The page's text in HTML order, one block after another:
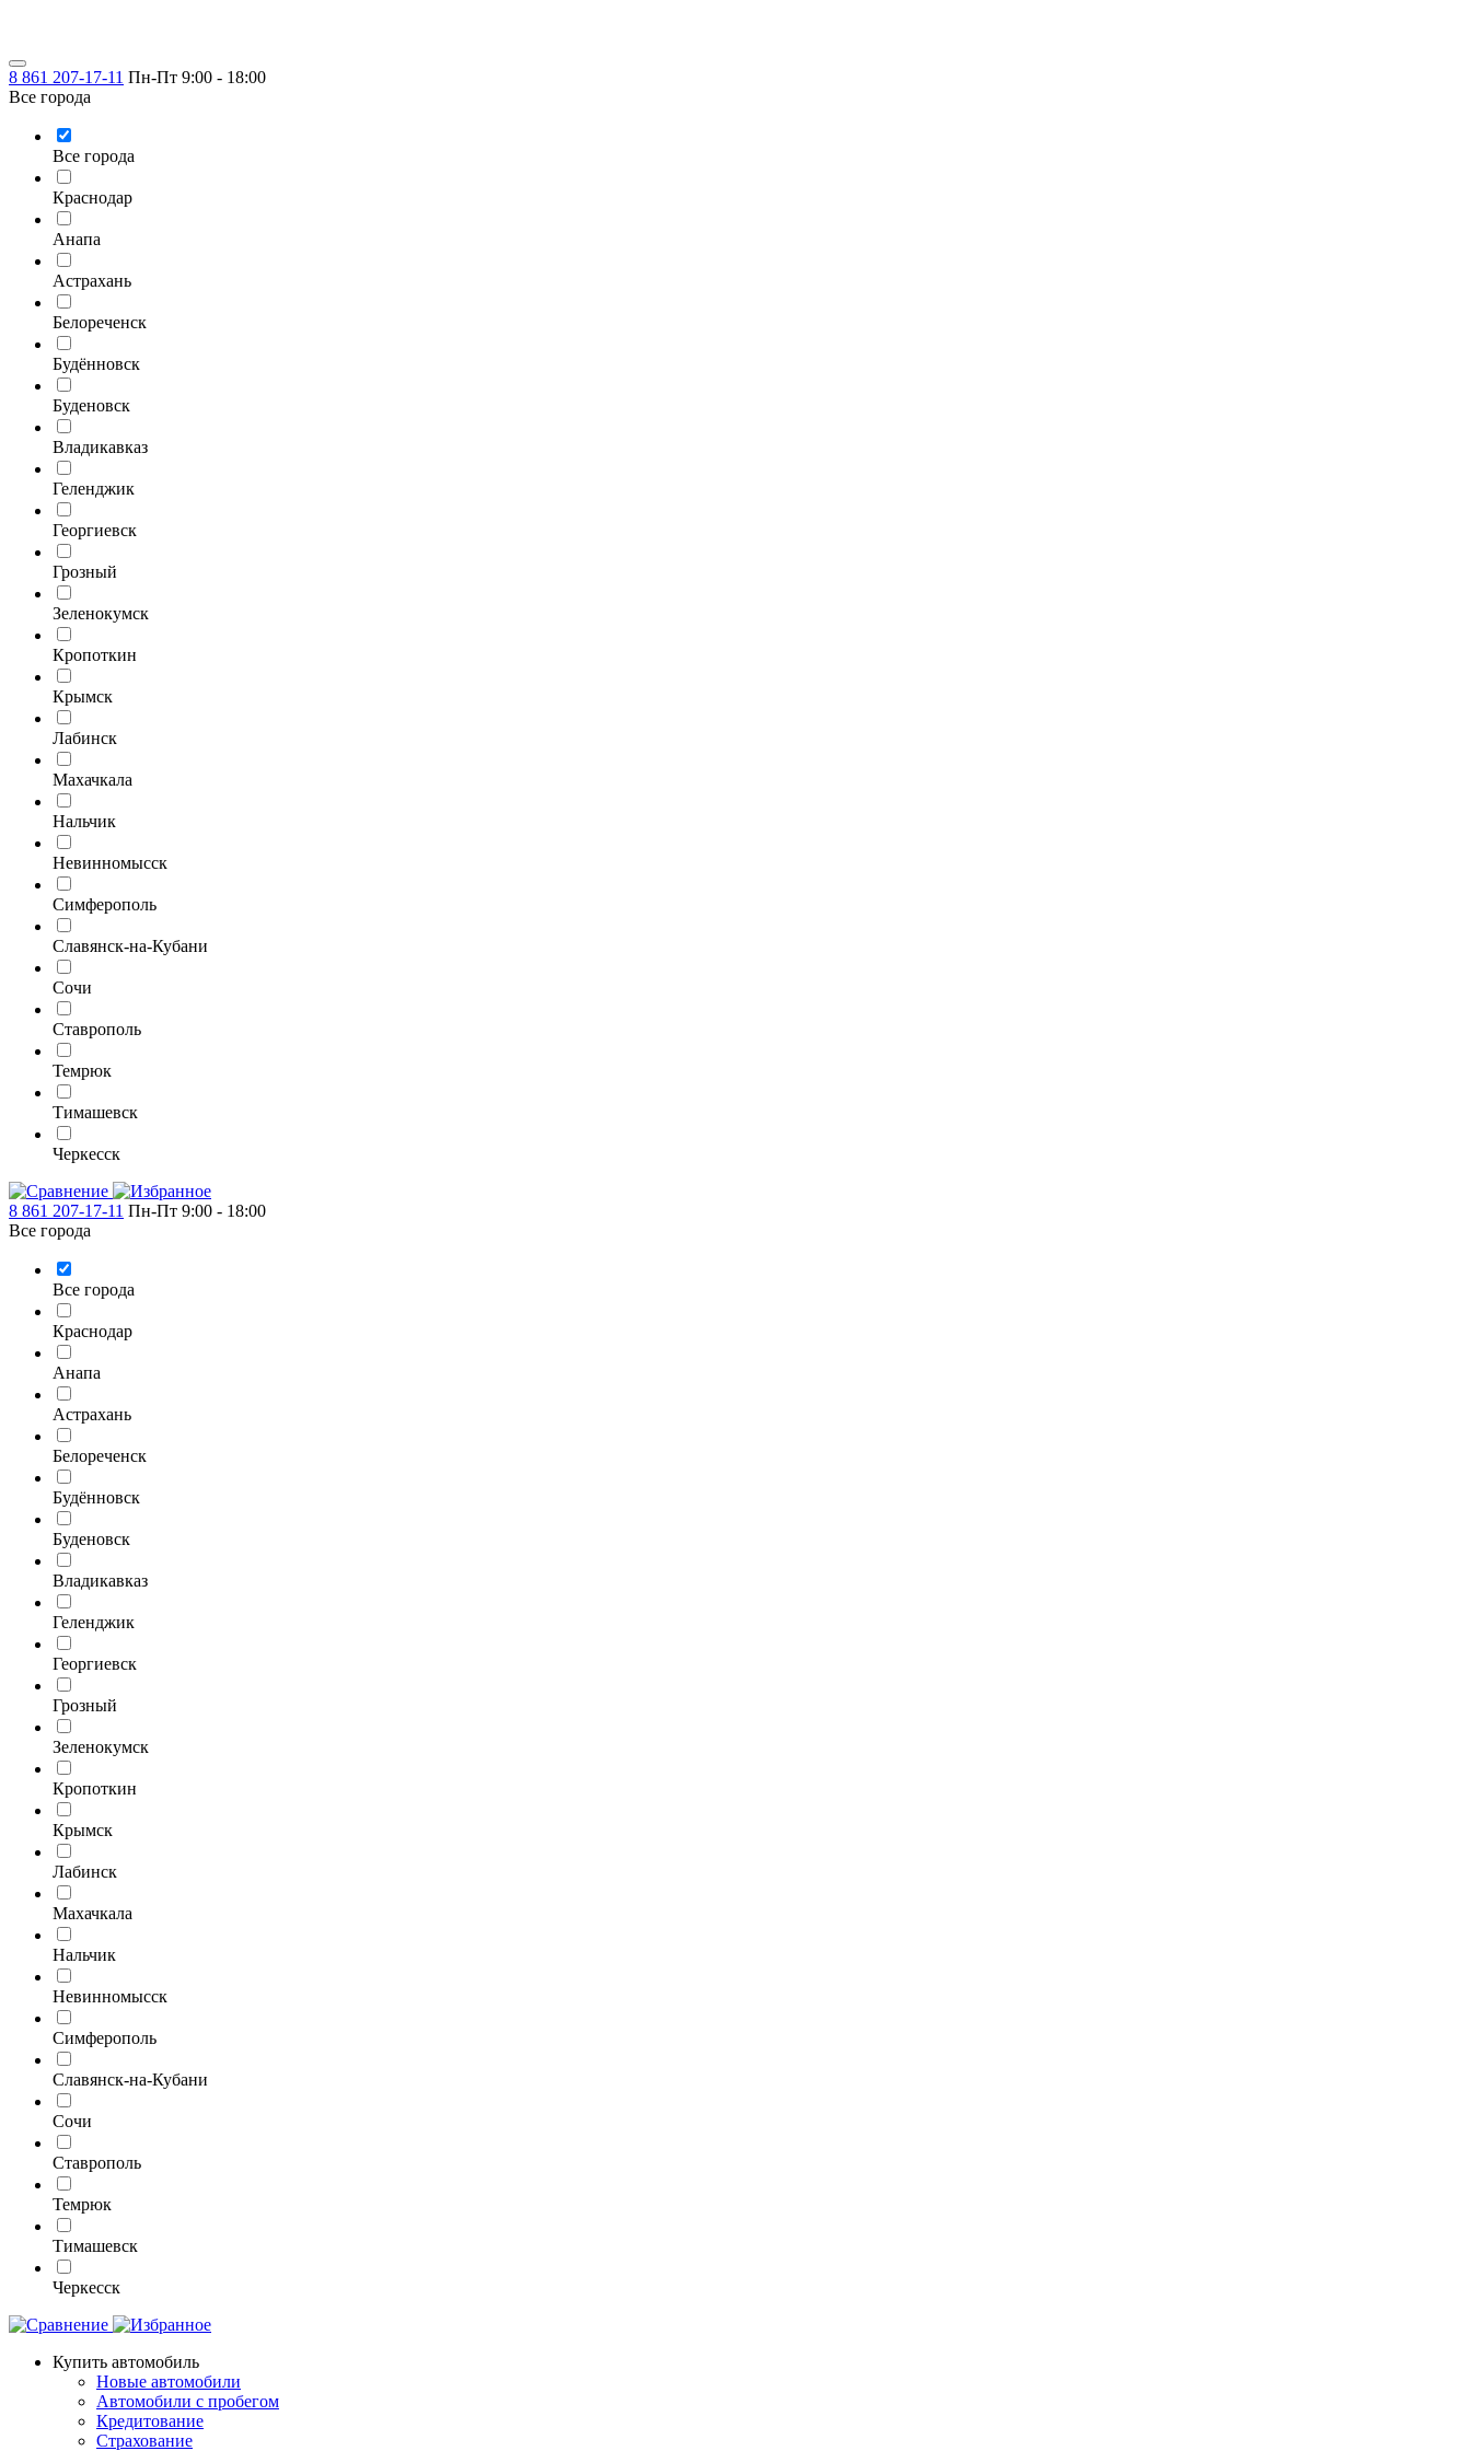
8 861 207-17-11 Пн-Пт 9:00 - 18:00
Все города
Все города
Краснодар
Анапа
Астрахань
Белореченск
Будённовск
Буденовск
Владикавказ
Геленджик
Георгиевск
Грозный
Зеленокумск
Кропоткин
Крымск
Лабинск
Махачкала
Нальчик
Невинномысск
Симферополь
Славянск-на-Кубани
Сочи
Ставрополь
Темрюк
Тимашевск
Черкесск
8 861 207-17-11 Пн-Пт 9:00 - 18:00
Все города
Все города
Краснодар
Анапа
Астрахань
Белореченск
Будённовск
Буденовск
Владикавказ
Геленджик
Георгиевск
Грозный
Зеленокумск
Кропоткин
Крымск
Лабинск
Махачкала
Нальчик
Невинномысск
Симферополь
Славянск-на-Кубани
Сочи
Ставрополь
Темрюк
Тимашевск
Черкесск
Купить автомобиль
Новые автомобили
Автомобили с пробегом
Кредитование
Страхование